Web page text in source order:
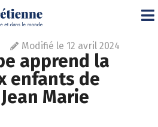
Modifié le 12 avril 2024
apprend la
enfants de
Marie